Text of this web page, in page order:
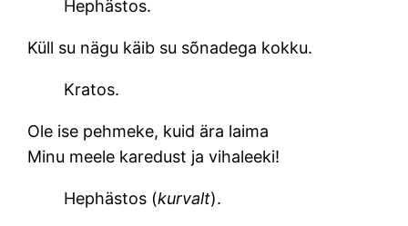
Hephästos.
Küll su nägu käib su sõnadega kokku.
Kratos.
Ole ise pehmeke, kuid ära laima
Minu meele karedust ja vihaleeki!
Hephästos (kurvalt).